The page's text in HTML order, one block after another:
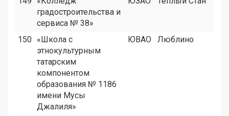
градостроительства и
сервиса № 38»
150 «Школа с
этнокультурным
татарским
компонентом
образования № 1186
имени Мусы
Джалиля»
ЮВАО Люблино